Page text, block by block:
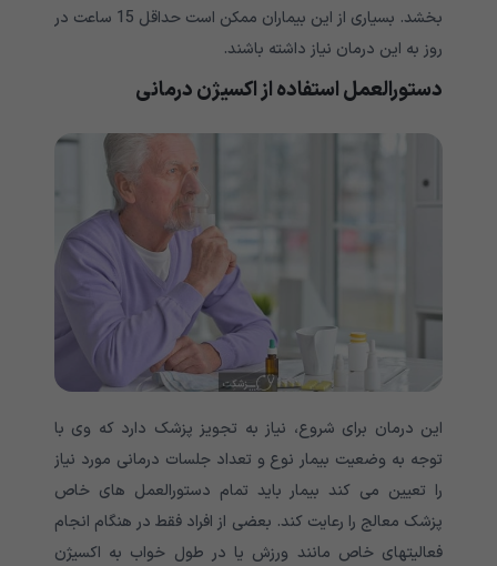
بخشد. بسیاری از این بیماران ممکن است حداقل 15 ساعت در
روز به این درمان نیاز داشته باشند.
دستورالعمل استفاده از اکسیژن درمانی
این درمان برای شروع، نیاز به تجویز پزشک دارد که وی با
توجه به وضعیت بیمار نوع و تعداد جلسات درمانی مورد نیاز
را تعیین می کند بیمار باید تمام دستورالعمل های خاص
پزشک معالج را رعایت کند. بعضی از افراد فقط در هنگام انجام
فعالیتهای خاص مانند ورزش یا در طول خواب به اکسیژن